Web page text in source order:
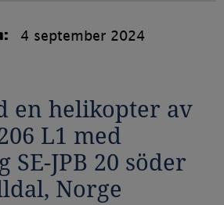
4 september 2024
en helikopter av
L1 med
JPB 20 söder
Norge